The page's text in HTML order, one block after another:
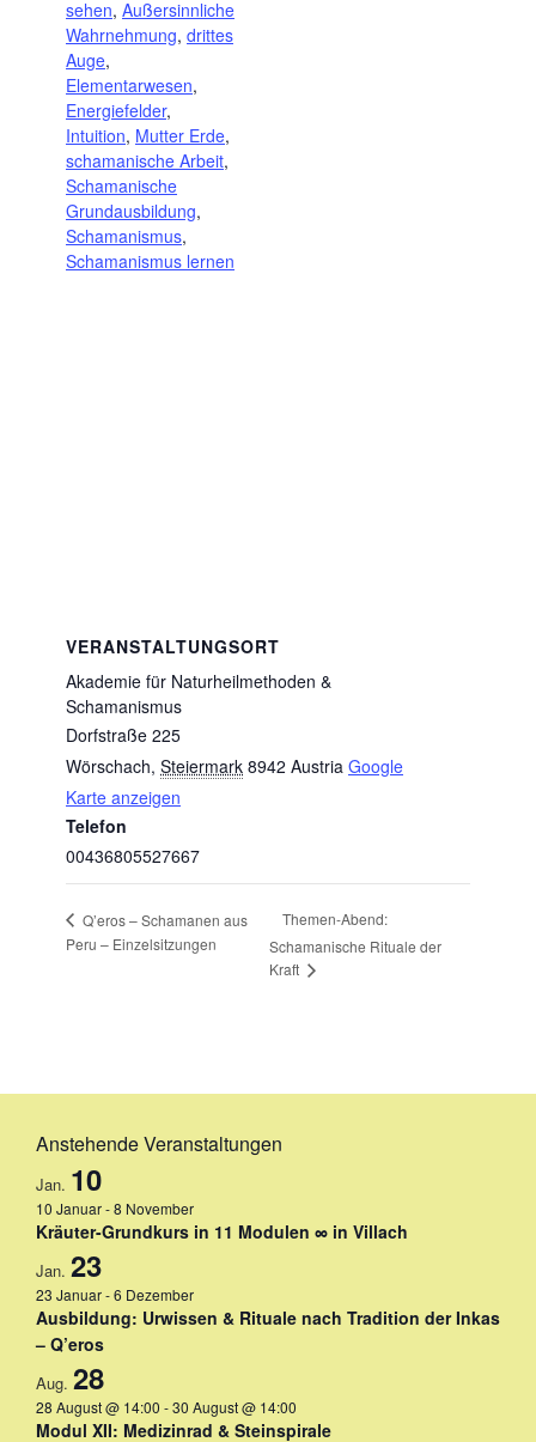
sehen, Außersinnliche
Wahrnehmung, drittes
Auge,
Elementarwesen,
Energiefelder,
Intuition, Mutter Erde,
schamanische Arbeit,
Schamanische
Grundausbildung,
Schamanismus,
Schamanismus lernen
VERANSTALTUNGSORT
Akademie für Naturheilmethoden &
Schamanismus
Dorfstraße 225
Wörschach, Steiermark 8942 Austria Google
Karte anzeigen
Telefon
00436805527667
Q’eros – Schamanen aus
Peru – Einzelsitzungen
Themen-Abend:
Schamanische Rituale der
Kraft
Anstehende Veranstaltungen
Jan. 10
10 Januar-8 November
Kräuter-Grundkurs in 11 Modulen ∞ in Villach
Jan. 23
23 Januar-6 Dezember
Ausbildung: Urwissen & Rituale nach Tradition der Inkas
– Q’eros
Aug. 28
28 August @ 14:00 -30 August @ 14:00
Modul XII: Medizinrad & Steinspirale